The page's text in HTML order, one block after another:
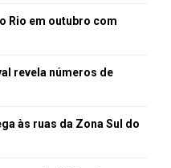
Rio em outubro com
revela números de
às ruas da Zona Sul do